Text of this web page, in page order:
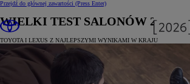
Przejdź do głównej zawartości (Press Enter)
WIELKI TEST SALONÓW 2020
TOYOTA I LEXUS Z NAJLEPSZYMI WYNIKAMI W KRAJU